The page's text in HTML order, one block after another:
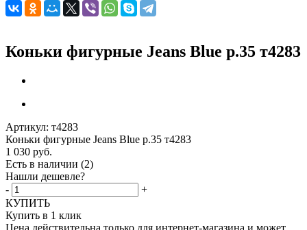
Коньки фигурные Jeans Blue р.35 т4283
Артикул: т4283
Коньки фигурные Jeans Blue р.35 т4283
1 030 руб.
Есть в наличии (2)
Нашли дешевле?
-
+
КУПИТЬ
Купить в 1 клик
Цена действительна только для интернет-магазина и может